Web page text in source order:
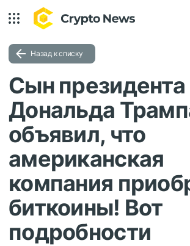
Назад к списку
Сын
Дональда
объявил, что
американская
компания
биткоины! Вот
подробности